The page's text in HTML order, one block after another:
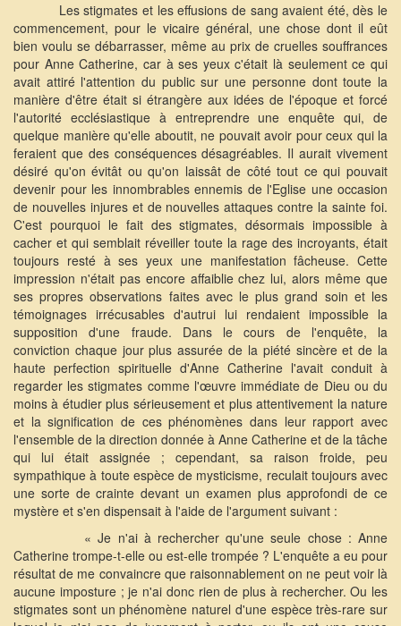
Les stigmates et les effusions de sang avaient été, dès le
commencement, pour le vicaire général, une chose dont il eût
bien voulu se débarrasser, même au prix de cruelles souffrances
pour Anne Catherine, car à ses yeux c'était là seulement ce qui
avait attiré l'attention du public sur une personne dont toute la
manière d'être était si étrangère aux idées de l'époque et forcé
l'autorité ecclésiastique à entreprendre une enquête qui, de
quelque manière qu'elle aboutit, ne pouvait avoir pour ceux qui la
feraient que des conséquences désagréables. Il aurait vivement
désiré qu'on évitât ou qu'on laissât de côté tout ce qui pouvait
devenir pour les innombrables ennemis de l'Eglise une occasion
de nouvelles injures et de nouvelles attaques contre la sainte foi.
C'est pourquoi le fait des stigmates, désormais impossible à
cacher et qui semblait réveiller toute la rage des incroyants, était
toujours resté à ses yeux une manifestation fâcheuse. Cette
impression n'était pas encore affaiblie chez lui, alors même que
ses propres observations faites avec le plus grand soin et les
témoignages irrécusables d'autrui lui rendaient impossible la
supposition d'une fraude. Dans le cours de l'enquête, la
conviction chaque jour plus assurée de la piété sincère et de la
haute perfection spirituelle d'Anne Catherine l'avait conduit à
regarder les stigmates comme l'œuvre immédiate de Dieu ou du
moins à étudier plus sérieusement et plus attentivement la nature
et la signification de ces phénomènes dans leur rapport avec
l'ensemble de la direction donnée à Anne Catherine et de la tâche
qui lui était assignée ; cependant, sa raison froide, peu
sympathique à toute espèce de mysticisme, reculait toujours avec
une sorte de crainte devant un examen plus approfondi de ce
mystère et s'en dispensait à l'aide de l'argument suivant :
« Je n'ai à rechercher qu'une seule chose : Anne
Catherine trompe-t-elle ou est-elle trompée ? L'enquête a eu pour
résultat de me convaincre que raisonnablement on ne peut voir là
aucune imposture ; je n'ai donc rien de plus à rechercher. Ou les
stigmates sont un phénomène naturel d'une espèce très-rare sur